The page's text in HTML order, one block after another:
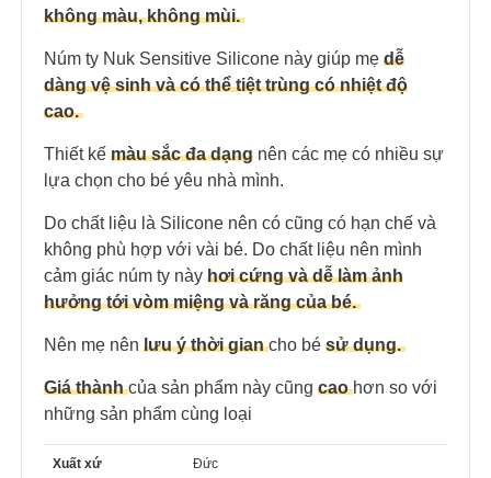
không màu, không mùi.
Núm ty Nuk Sensitive Silicone này giúp mẹ dễ
dàng vệ sinh và có thể tiệt trùng có nhiệt độ
cao.
Thiết kế màu sắc đa dạng nên các mẹ có nhiều sự
lựa chọn cho bé yêu nhà mình.
Do chất liệu là Silicone nên có cũng có hạn chế và
không phù hợp với vài bé. Do chất liệu nên mình
cảm giác núm ty này hơi cứng và dễ làm ảnh
hưởng tới vòm miệng và răng của bé.
Nên mẹ nên lưu ý thời gian cho bé sử dụng.
Giá thành của sản phẩm này cũng cao hơn so với
những sản phẩm cùng loại
Xuất xứ Đức